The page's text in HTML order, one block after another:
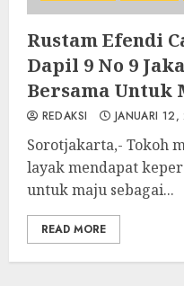
Rustam Efendi
Dapil 9 No 9
Bersama Untuk
REDAKSI JANUARI
Sorotjakarta,- Tokoh
layak mendapat
untuk maju sebagai...
READ MORE